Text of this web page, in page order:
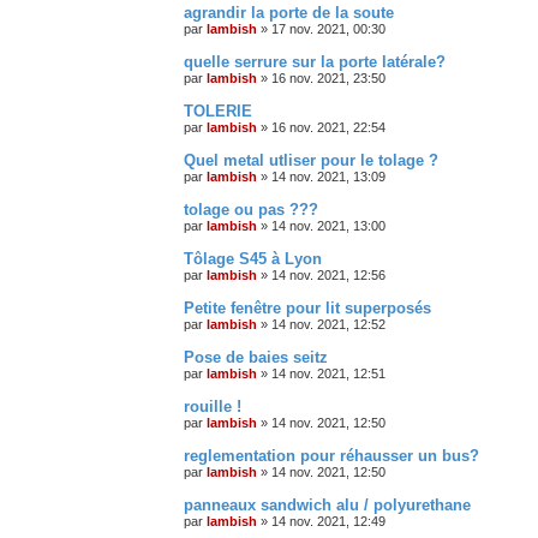
agrandir la porte de la soute
par lambish » 17 nov. 2021, 00:30
quelle serrure sur la porte latérale?
par lambish » 16 nov. 2021, 23:50
TOLERIE
par lambish » 16 nov. 2021, 22:54
Quel metal utliser pour le tolage ?
par lambish » 14 nov. 2021, 13:09
tolage ou pas ???
par lambish » 14 nov. 2021, 13:00
Tôlage S45 à Lyon
par lambish » 14 nov. 2021, 12:56
Petite fenêtre pour lit superposés
par lambish » 14 nov. 2021, 12:52
Pose de baies seitz
par lambish » 14 nov. 2021, 12:51
rouille !
par lambish » 14 nov. 2021, 12:50
reglementation pour réhausser un bus?
par lambish » 14 nov. 2021, 12:50
panneaux sandwich alu / polyurethane
par lambish » 14 nov. 2021, 12:49